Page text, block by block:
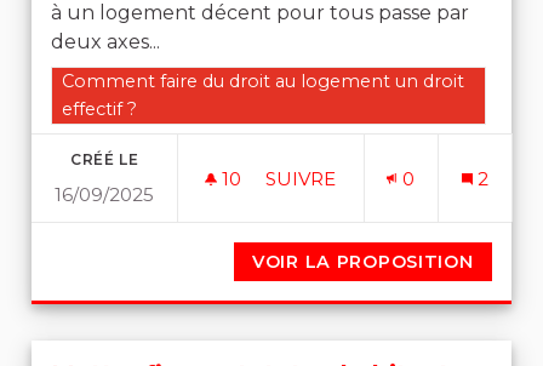
à un logement décent pour tous passe par
deux axes...
Filtrer les résultats de la catégorie : Comment faire
Comment faire du droit au logement un droit
effectif ?
CRÉÉ LE
16/09/2025
10 10 ABONNÉS
SUIVRE 0 2
VOIR LA PROPOSITION